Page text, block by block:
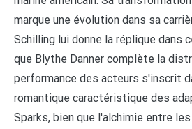
marque une évolution dans sa
Schilling lui donne la réplique dans
que Blythe Danner complète la
performance des acteurs s'inscrit
romantique caractéristique des
Sparks, bien que l'alchimie entre